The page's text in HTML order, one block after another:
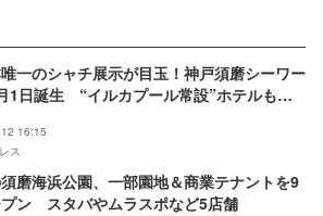
一のシャチ展示が目玉！神戸須磨シーワー
1日誕生 “イルカプール常設”ホテルも同
16:15
ス
磨海浜公園、一部園地＆商業テナントを9
プン スタバやムラスポなど5店舗